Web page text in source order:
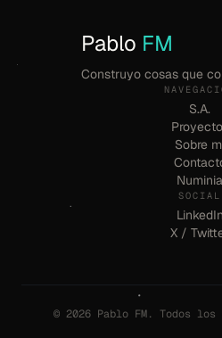
Pablo FM
Construyo cosas que
S.A.
Sobre
Numinia
SOCIAL
LinkedIn
X /
© 2026 Pablo FM. Todos los